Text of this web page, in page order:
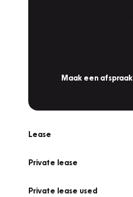
Maak een afspraak
Lease
Private lease
Private lease used